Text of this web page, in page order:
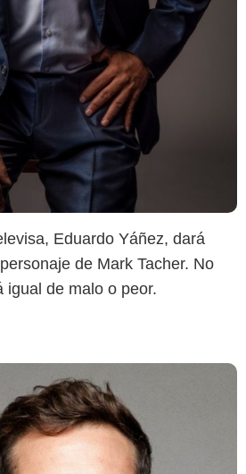
Eduardo Yáñez, dará
de Mark Tacher. No
igual de malo o peor.